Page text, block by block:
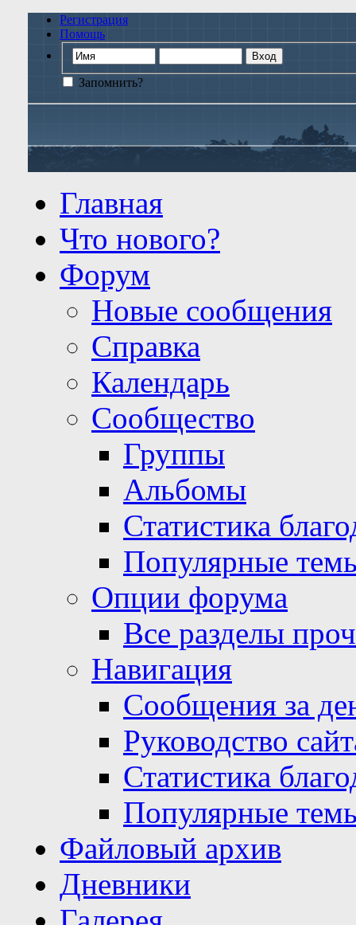
Регистрация
Помощь
Запомнить?
Главная
Что нового?
Форум
Новые сообщения
Справка
Календарь
Сообщество
Группы
Альбомы
Статистика
Популярные
Опции форума
Все разделы
Навигация
Сообщения за
Руководство
Статистика
Популярные
Файловый архив
Дневники